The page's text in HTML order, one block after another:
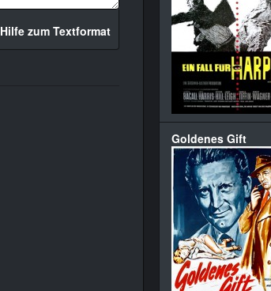
Hilfe zum Textformat
Goldenes Gift